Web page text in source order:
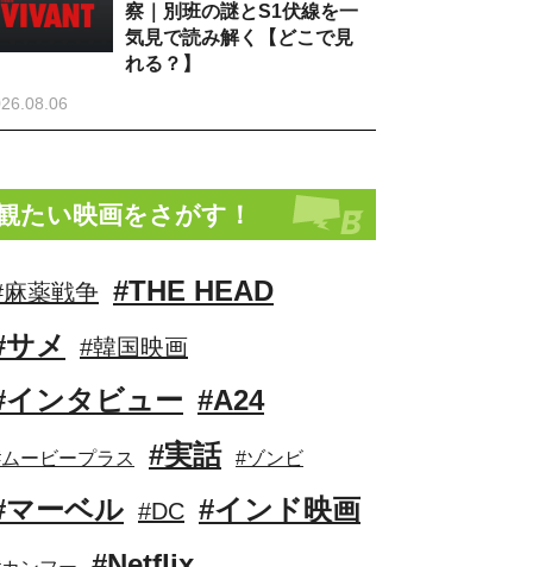
察｜別班の謎とS1伏線を一
気見で読み解く【どこで見
れる？】
たい映画をさがす！
薬戦争 #THE HEAD
サメ
#韓国映画
インタビュー #A24
ービープラス #実話 #ゾンビ
マーベル #DC #インド映画